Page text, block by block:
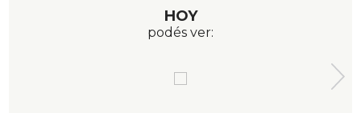
HOY
podés ver: